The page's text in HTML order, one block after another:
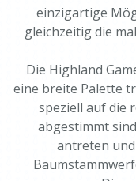
einzigartige
gleichzeitig die
Die Highland
eine breite Palette
speziell auf die
abgestimmt
antreten